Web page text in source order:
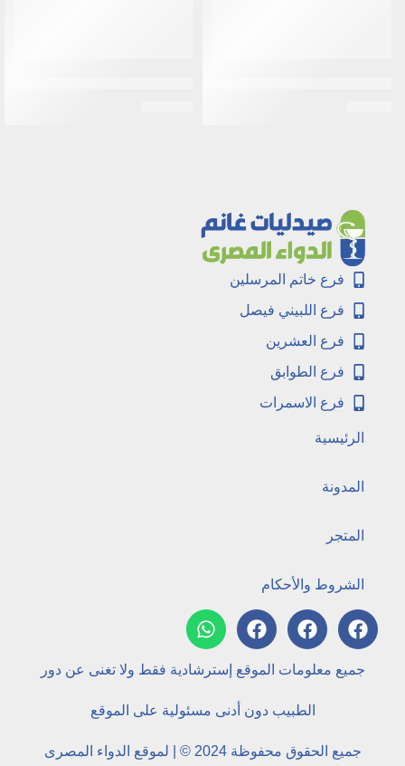
فرع خاتم المرسلين
فرع اللبيني فيصل
فرع العشرين
فرع الطوابق
فرع الاسمرات
الرئيسية
المدونة
المتجر
الشروط والأحكام
جميع معلومات الموقع إسترشادية فقط ولا تغنى عن دور
الطبيب دون أدنى مسئولية على الموقع
جميع الحقوق محفوظة 2024 © | لموقع الدواء المصرى